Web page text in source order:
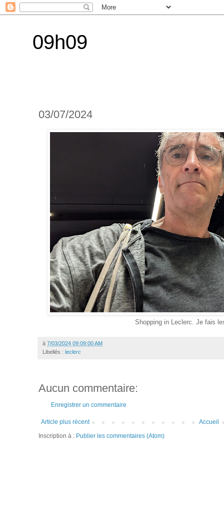
09h09
03/07/2024
Shopping in Leclerc. Je fais
à 7/03/2024 09:09:00 AM
Libellés : leclerc
Aucun commentaire:
Enregistrer un commentaire
Article plus récent
Accueil
Inscription à : Publier les commentaires (Atom)